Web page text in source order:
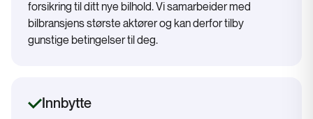
forsikring til ditt nye bilhold. Vi samarbeider med
bilbransjens største aktører og kan derfor tilby
gunstige betingelser til deg.
Innbytte